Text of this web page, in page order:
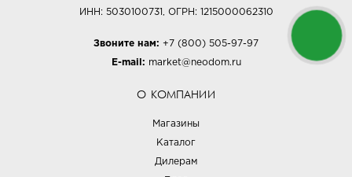
ИНН: 5030100731, ОГРН: 1215000062310
Звоните нам: +7 (800) 505-97-97
E-mail: market@neodom.ru
О КОМПАНИИ
Магазины
Каталог
Дилерам